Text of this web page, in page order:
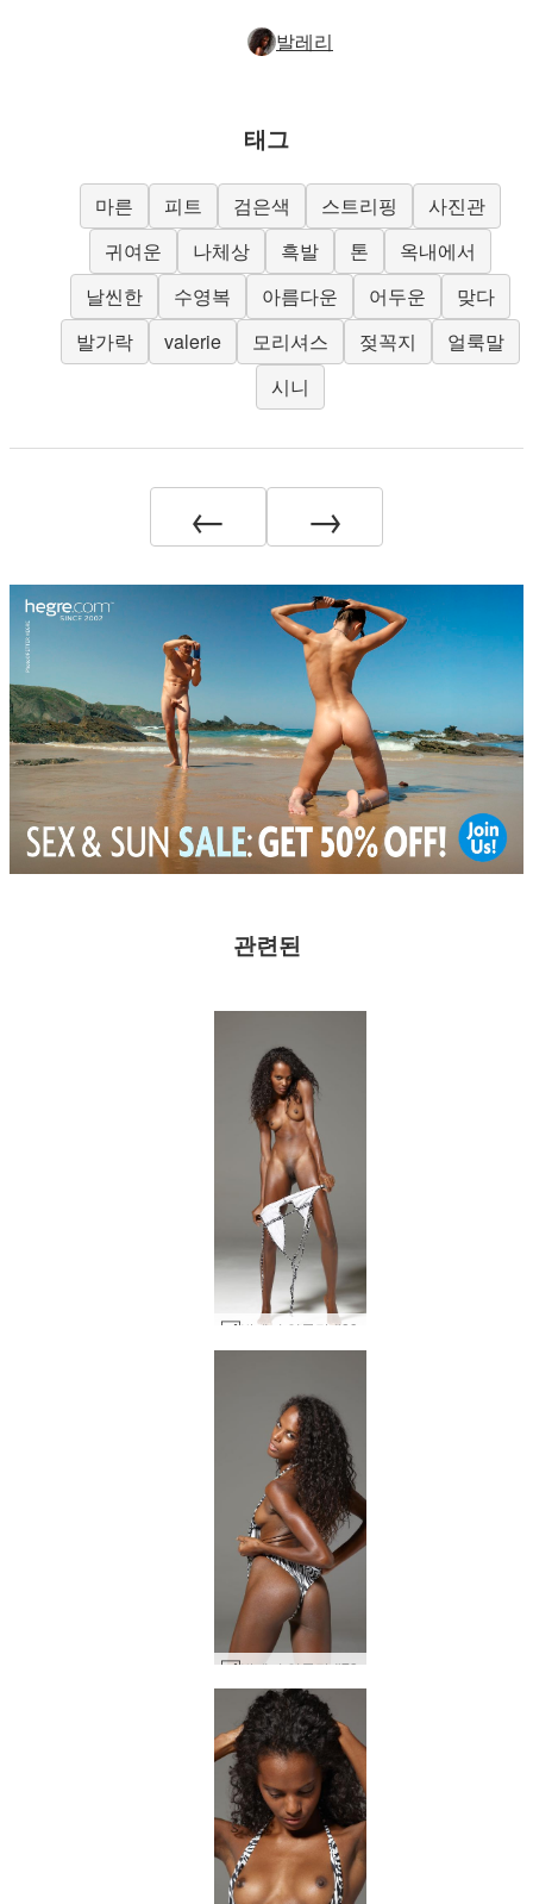
발레리
태그
마른 피트 검은색 스트리핑
사진관
귀여운
나체상 흑발 톤
옥내에서
날씬한
수영복 아름다운 어두운
맞다
발가락
valerie 모리셔스 젖꼭지
얼룩말
시니
← →
관련된
발레리 얼룩말 #89
발레리 얼룩말 #73